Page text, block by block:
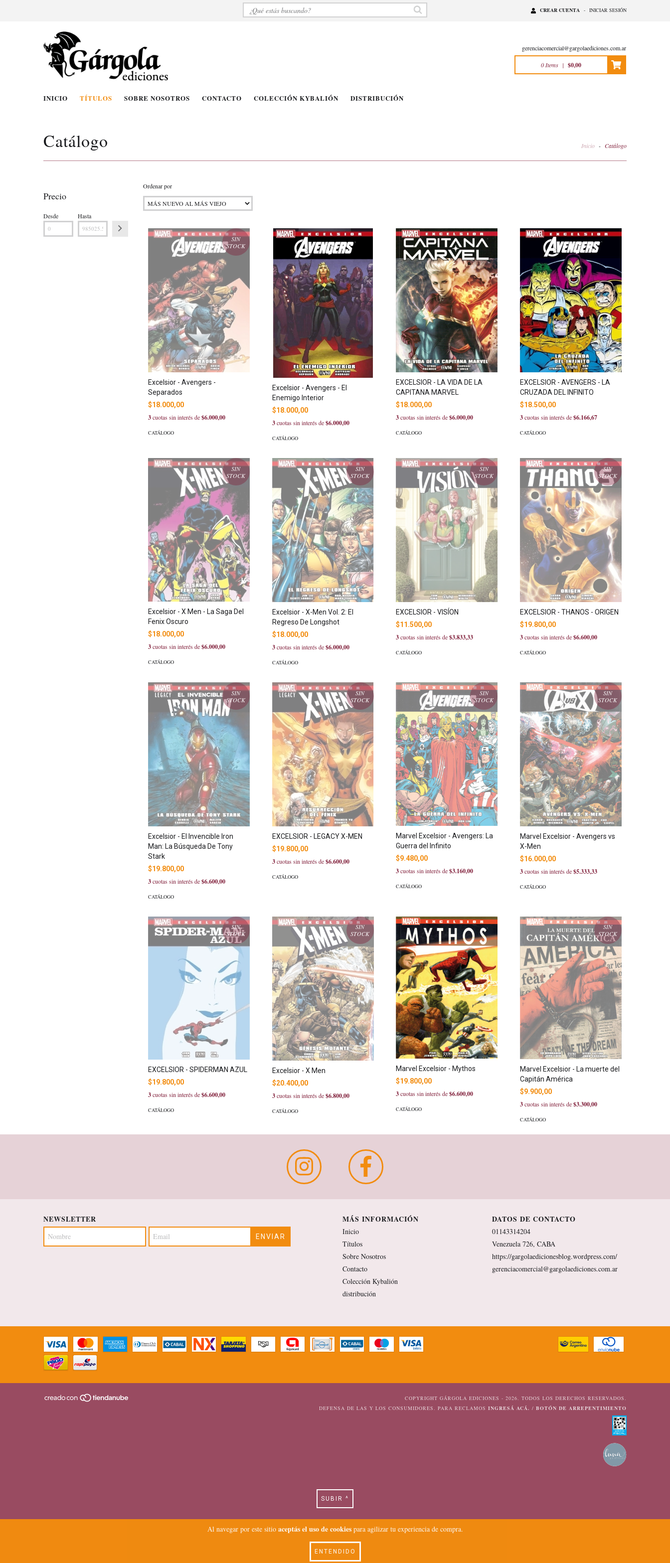
CREAR CUENTA - INICIAR SESIÓN
Al navegar por este sitio aceptás el uso de cookiespara agilizar tu experiencia de compra.
ENTENDIDO
gerenciacomercial@gargolaediciones.com.ar
0 Items | $0,00
INICIO TÍTULOS SOBRE NOSOTROS CONTACTO COLECCIÓN KYBALIÓN DISTRIBUCIÓN
Catálogo Inicio - Catálogo
Precio
Desde Hasta
Ordenar por
SIN
STOCK
Excelsior - Avengers -
Separados
$18.000,00
3cuotas sin interés de$6.000,00
CATÁLOGO
Excelsior - Avengers - El
Enemigo Interior
$18.000,00
3cuotas sin interés de$6.000,00
CATÁLOGO
EXCELSIOR - LA VIDA DE LA
CAPITANA MARVEL
$18.000,00
3cuotas sin interés de$6.000,00
CATÁLOGO
EXCELSIOR - AVENGERS - LA
CRUZADA DEL INFINITO
$18.500,00
3cuotas sin interés de$6.166,67
CATÁLOGO
SIN
STOCK
Excelsior - X Men - La Saga Del
Fenix Oscuro
$18.000,00
3cuotas sin interés de$6.000,00
CATÁLOGO
SIN
STOCK
Excelsior - X-Men Vol. 2: El
Regreso De Longshot
$18.000,00
3cuotas sin interés de$6.000,00
CATÁLOGO
SIN
STOCK
EXCELSIOR - VISÍON
$11.500,00
3cuotas sin interés de$3.833,33
CATÁLOGO
SIN
STOCK
EXCELSIOR - THANOS - ORIGEN
$19.800,00
3cuotas sin interés de$6.600,00
CATÁLOGO
SIN
STOCK
Excelsior - El Invencible Iron
Man: La Búsqueda De Tony
Stark
$19.800,00
3cuotas sin interés de$6.600,00
CATÁLOGO
SIN
STOCK
EXCELSIOR - LEGACY X-MEN
$19.800,00
3cuotas sin interés de$6.600,00
CATÁLOGO
SIN
STOCK
Marvel Excelsior - Avengers: La
Guerra del Infinito
$9.480,00
3cuotas sin interés de$3.160,00
CATÁLOGO
SIN
STOCK
Marvel Excelsior - Avengers vs
X-Men
$16.000,00
3cuotas sin interés de$5.333,33
CATÁLOGO
SIN
STOCK
EXCELSIOR - SPIDERMAN AZUL
$19.800,00
3cuotas sin interés de$6.600,00
CATÁLOGO
SIN
STOCK
Excelsior - X Men
$20.400,00
3cuotas sin interés de$6.800,00
CATÁLOGO
Marvel Excelsior - Mythos
$19.800,00
3cuotas sin interés de$6.600,00
CATÁLOGO
SIN
STOCK
Marvel Excelsior - La muerte del
Capitán América
$9.900,00
3cuotas sin interés de$3.300,00
CATÁLOGO
NEWSLETTER MÁS INFORMACIÓN
Inicio
Títulos
Sobre Nosotros
Contacto
Colección Kybalión
distribución
DATOS DE CONTACTO
01143314204
Venezuela 726, CABA
https://gargolaedicionesblog.wordpress.com/
gerenciacomercial@gargolaediciones.com.ar
COPYRIGHT GÁRGOLA EDICIONES - 2026. TODOS LOS DERECHOS RESERVADOS.
DEFENSA DE LAS Y LOS CONSUMIDORES. PARA RECLAMOS INGRESÁ ACÁ. / BOTÓN DE ARREPENTIMIENTO
SUBIR ^